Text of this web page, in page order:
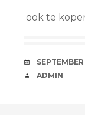
ook te
DATE
AUTHOR
ADMIN